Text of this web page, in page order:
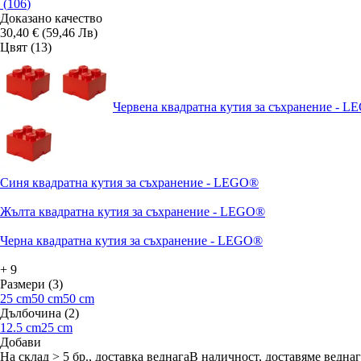
(106)
Доказано качество
30,40 € (59,46 Лв)
Цвят (13)
Червена квадратна кутия за съхранение -
Синя квадратна кутия за съхранение - LEGO®
Жълта квадратна кутия за съхранение - LEGO®
Черна квадратна кутия за съхранение - LEGO®
+ 9
Размери (3)
25 cm50 cm50 cm
Дълбочина (2)
12.5 cm25 cm
Добави
На склад > 5 бр., доставка веднагаВ наличност, доставяме